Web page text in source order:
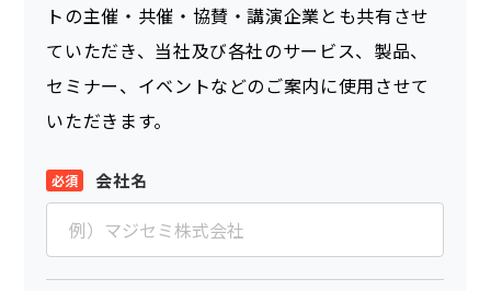
トの主催・共催・協賛・講演企業とも共有させ
ていただき、当社及び各社のサービス、製品、
セミナー、イベントなどのご案内に使用させて
いただきます。
会社名